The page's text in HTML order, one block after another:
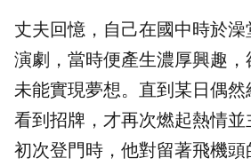
丈夫回憶，自己在國中時於澡
演劇，當時便產生濃厚興趣
未能實現夢想。直到某日偶然
看到招牌，才再次燃起熱情並
初次登門時，他對留著飛機頭